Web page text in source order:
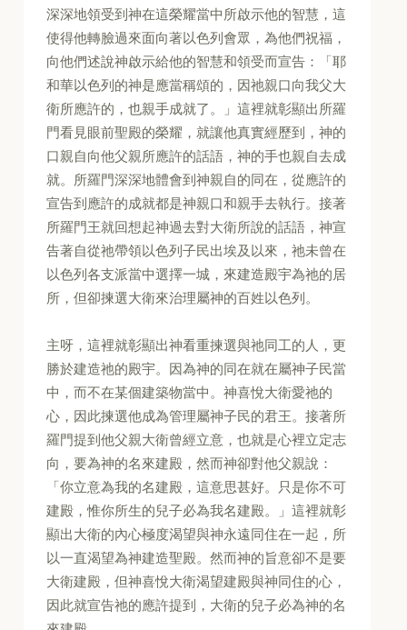
深深地領受到神在這榮耀當中所啟示他的智慧，這
使得他轉臉過來面向著以色列會眾，為他們祝福，
向他們述說神啟示給他的智慧和領受而宣告：「耶
和華以色列的神是應當稱頌的，因祂親口向我父大
衛所應許的，也親手成就了。」這裡就彰顯出所羅
門看見眼前聖殿的榮耀，就讓他真實經歷到，神的
口親自向他父親所應許的話語，神的手也親自去成
就。所羅門深深地體會到神親自的同在，從應許的
宣告到應許的成就都是神親口和親手去執行。接著
所羅門王就回想起神過去對大衛所說的話語，神宣
告著自從祂帶領以色列子民出埃及以來，祂未曾在
以色列各支派當中選擇一城，來建造殿宇為祂的居
所，但卻揀選大衛來治理屬神的百姓以色列。
主呀，這裡就彰顯出神看重揀選與祂同工的人，更
勝於建造祂的殿宇。因為神的同在就在屬神子民當
中，而不在某個建築物當中。神喜悅大衛愛祂的
心，因此揀選他成為管理屬神子民的君王。接著所
羅門提到他父親大衛曾經立意，也就是心裡立定志
向，要為神的名來建殿，然而神卻對他父親說：
「你立意為我的名建殿，這意思甚好。只是你不可
建殿，惟你所生的兒子必為我名建殿。」這裡就彰
顯出大衛的內心極度渴望與神永遠同住在一起，所
以一直渴望為神建造聖殿。然而神的旨意卻不是要
大衛建殿，但神喜悅大衛渴望建殿與神同住的心，
因此就宣告祂的應許提到，大衛的兒子必為神的名